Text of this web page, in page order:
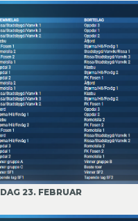
23. FEBRUAR